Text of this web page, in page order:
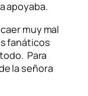
apoyaba.
muy mal
fanáticos
Para
la señora